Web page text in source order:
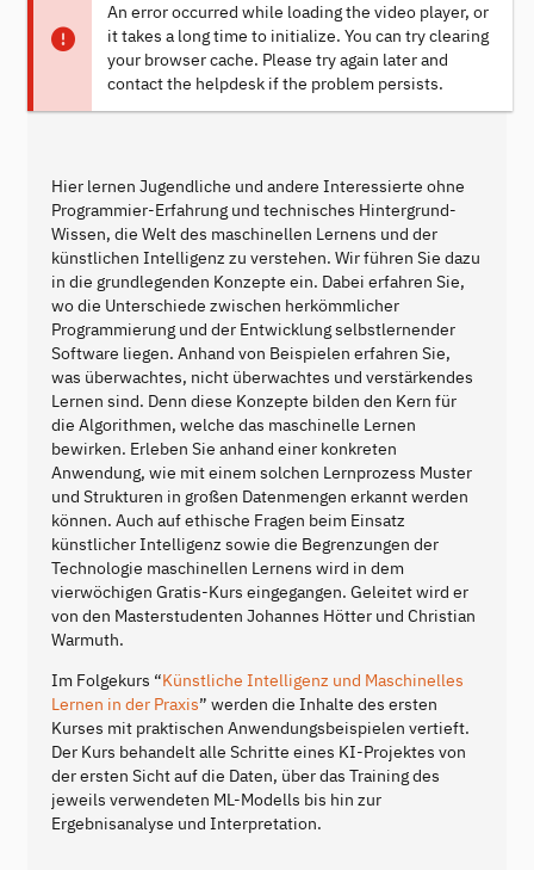
An error occurred while loading the video player, or
it takes a long time to initialize. You can try clearing
your browser cache. Please try again later and
contact the helpdesk if the problem persists.
Hier lernen Jugendliche und andere Interessierte ohne
Programmier-Erfahrung und technisches Hintergrund-
Wissen, die Welt des maschinellen Lernens und der
künstlichen Intelligenz zu verstehen. Wir führen Sie dazu
in die grundlegenden Konzepte ein. Dabei erfahren Sie,
wo die Unterschiede zwischen herkömmlicher
Programmierung und der Entwicklung selbstlernender
Software liegen. Anhand von Beispielen erfahren Sie,
was überwachtes, nicht überwachtes und verstärkendes
Lernen sind. Denn diese Konzepte bilden den Kern für
die Algorithmen, welche das maschinelle Lernen
bewirken. Erleben Sie anhand einer konkreten
Anwendung, wie mit einem solchen Lernprozess Muster
und Strukturen in großen Datenmengen erkannt werden
können. Auch auf ethische Fragen beim Einsatz
künstlicher Intelligenz sowie die Begrenzungen der
Technologie maschinellen Lernens wird in dem
vierwöchigen Gratis-Kurs eingegangen. Geleitet wird er
von den Masterstudenten Johannes Hötter und Christian
Warmuth.
Im Folgekurs “Künstliche Intelligenz und Maschinelles
Lernen in der Praxis” werden die Inhalte des ersten
Kurses mit praktischen Anwendungsbeispielen vertieft.
Der Kurs behandelt alle Schritte eines KI-Projektes von
der ersten Sicht auf die Daten, über das Training des
jeweils verwendeten ML-Modells bis hin zur
Ergebnisanalyse und Interpretation.